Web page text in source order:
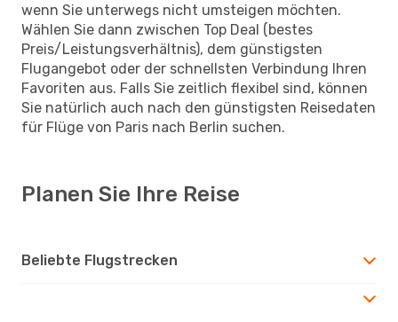
wenn Sie unterwegs nicht umsteigen möchten.
Wählen Sie dann zwischen Top Deal (bestes
Preis/Leistungsverhältnis), dem günstigsten
Flugangebot oder der schnellsten Verbindung Ihren
Favoriten aus. Falls Sie zeitlich flexibel sind, können
Sie natürlich auch nach den günstigsten Reisedaten
für Flüge von Paris nach Berlin suchen.
Planen Sie Ihre Reise
Beliebte Flugstrecken